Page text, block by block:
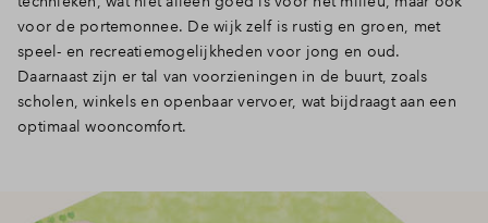
voor de portemonnee. De wijk zelf is rustig en groen, met
speel- en recreatiemogelijkheden voor jong en oud.
Daarnaast zijn er tal van voorzieningen in de buurt, zoals
scholen, winkels en openbaar vervoer, wat bijdraagt aan een
optimaal wooncomfort.